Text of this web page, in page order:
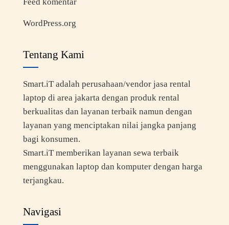
WordPress.org
Tentang Kami
Smart.iT adalah perusahaan/vendor jasa rental
laptop di area jakarta dengan produk rental
berkualitas dan layanan terbaik namun dengan
layanan yang menciptakan nilai jangka panjang
bagi konsumen.
Smart.iT memberikan layanan sewa terbaik
menggunakan laptop dan komputer dengan harga
terjangkau.
Navigasi